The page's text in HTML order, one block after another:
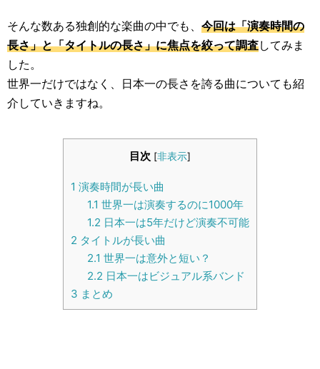
そんな数ある独創的な楽曲の中でも、 今回は「演奏時間の
長さ」と「タイトルの長さ」に焦点を絞って調査してみま
した。
世界一だけではなく、日本一の長さを誇る曲についても紹
介していきますね。
目次 [非表示]
1 演奏時間が長い曲
1.1 世界一は演奏するのに1000年
1.2 日本一は5年だけど演奏不可能
2 タイトルが長い曲
2.1 世界一は意外と短い？
2.2 日本一はビジュアル系バンド
3 まとめ
歴史雑学
生活雑学
サイト情報